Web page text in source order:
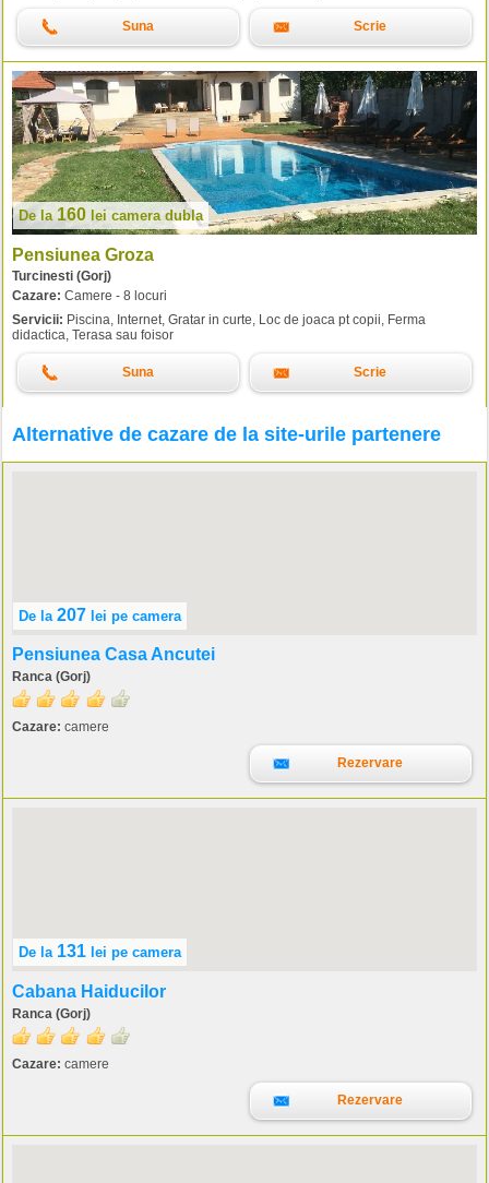
Suna Scrie
De la 160 lei camera dubla
Pensiunea Groza
Turcinesti (Gorj)
Cazare: Camere - 8 locuri
Servicii: Piscina, Internet, Gratar in curte, Loc de joaca pt copii, Ferma
didactica, Terasa sau foisor
Suna Scrie
Alternative de cazare de la site-urile partenere
De la 207 lei pe camera
Pensiunea Casa Ancutei
Ranca (Gorj)
Cazare: camere
Rezervare
De la 131 lei pe camera
Cabana Haiducilor
Ranca (Gorj)
Cazare: camere
Rezervare